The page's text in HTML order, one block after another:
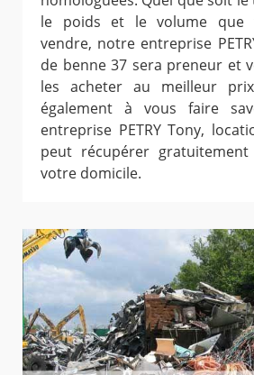
le poids et le volume que
vendre, notre entreprise
de benne 37 sera preneur et
les acheter au meilleur
également à vous faire
entreprise PETRY Tony,
peut récupérer
votre domicile.